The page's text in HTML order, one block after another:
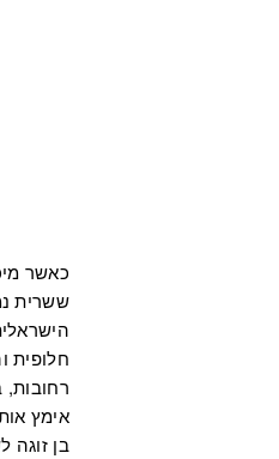
כאשר
חלופית
אימץ
בן